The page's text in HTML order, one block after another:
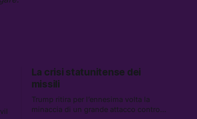
La crisi statunitense dei
missili
Trump ritira per l’ennesima volta la
minaccia di un grande attacco contro